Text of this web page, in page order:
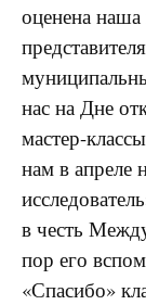
оценена наша
нас на Дне
мастер-
нам в апреле
в честь
пор его
«Спасибо»